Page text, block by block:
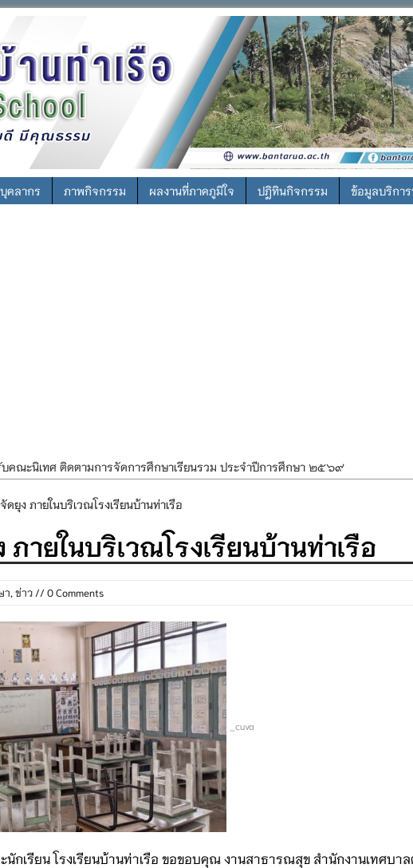
บุคลากร ภาพกิจกรรม ผลงานที่ภาคภูมิใจ ปฎิทินกิจกรรม ข้อมูลบริกา
คณะนิเทศ ติดตามการจัดการศึกษาเรียนรวม ประจำปีการศึกษา ๒๕๖๙
ถวายเครื่องราชสักการะ วางพานพุ่ม และจุดเทียนถวายพระพรชัยมงคล เนื่องในโอกา
ถวายเทียนพรรษา สืบสานพระพุทธศาสนา เนื่องในวันอาสาฬหบูชาและวันเข้าพรรษา
ม SAFETY FOR KIDS เสริมสร้างวินัยและความปลอดภัยในการใช้รถใช้ถนน
ยุง ภายในบริเวณโรงเรียนบ้านท่าเรือ
ยในบริเวณโรงเรียนบ้านท่าเรือ
า, ข่าว // 0 Comments
_cuva
กเรียน โรงเรียนบ้านท่าเรือ ขอขอบคุณ งานสาธารณสุข สำนักงานเทศบา